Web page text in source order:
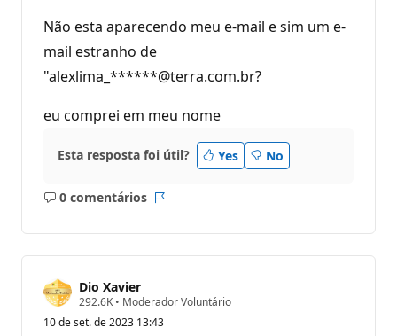
Não esta aparecendo meu e-mail e sim um e-
mail estranho de
"alexlima_******@terra.com.br?
eu comprei em meu nome
Esta resposta foi útil? Yes No
0 comentários
Sem
Dio Xavier
292.6K P
n
• Moderador Voluntário
10 de set. de 2023 13:43